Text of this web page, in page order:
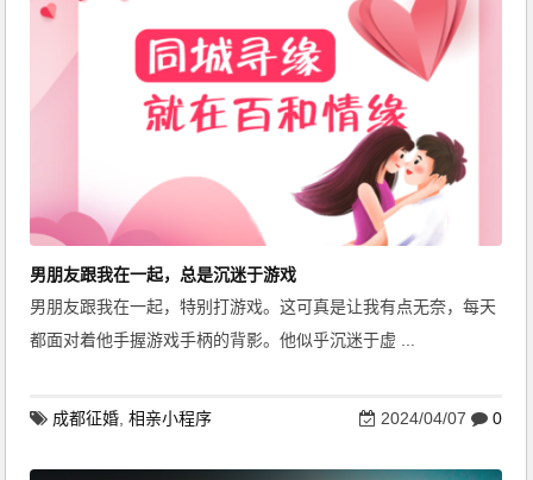
男朋友跟我在一起，总是沉迷于游戏
男朋友跟我在一起，特别打游戏。这可真是让我有点无奈，每天
都面对着他手握游戏手柄的背影。他似乎沉迷于虚 ...
成都征婚 ,相亲小程序 2024/04/07 0